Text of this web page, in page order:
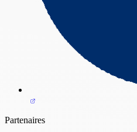
Partenaires